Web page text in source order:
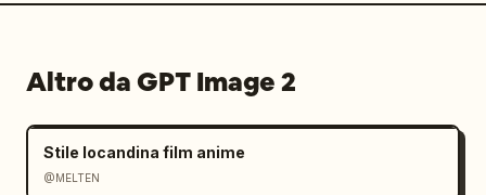
Altro da GPT Image 2
Stile locandina film anime
@MELTEN